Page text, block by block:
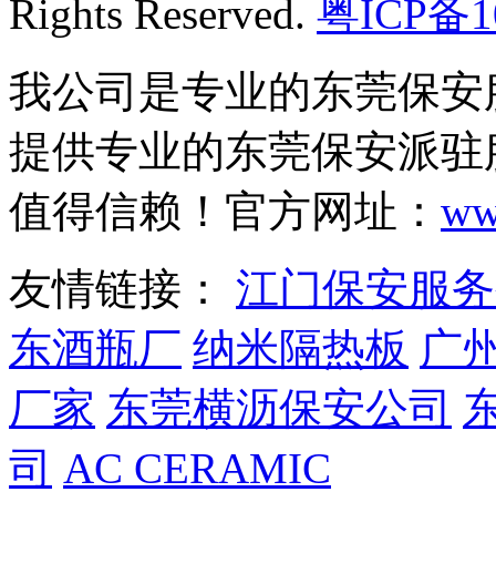
刚执行完任务的押运员们，身着厚厚的防弹衣头戴钢盔，全
Rights Reserved. 粤ICP备
我公司是专业的东莞保
提供专业的东莞保安派
值得信赖！官方网址：
友情链接： 江门保安服
东酒瓶厂 纳米隔热板 广
厂家 东莞横沥保安公司
司 AC CERAMIC